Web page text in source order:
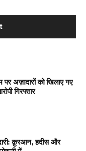
पर अज़ादारों को खिलाए गए
गिरफ्तार
क़ुरआन, हदीस और